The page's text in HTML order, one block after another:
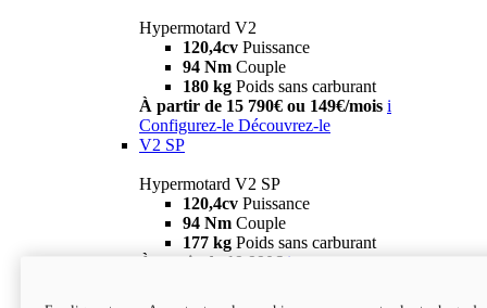
Hypermotard V2
120,4cv Puissance
94 Nm Couple
180 kg Poids sans carburant
À partir de 15 790€ ou 149€/mois i
Configurez-le Découvrez-le
V2 SP
Hypermotard V2 SP
120,4cv Puissance
94 Nm Couple
177 kg Poids sans carburant
À partir de 19 990€ i
new
V2 SP 100